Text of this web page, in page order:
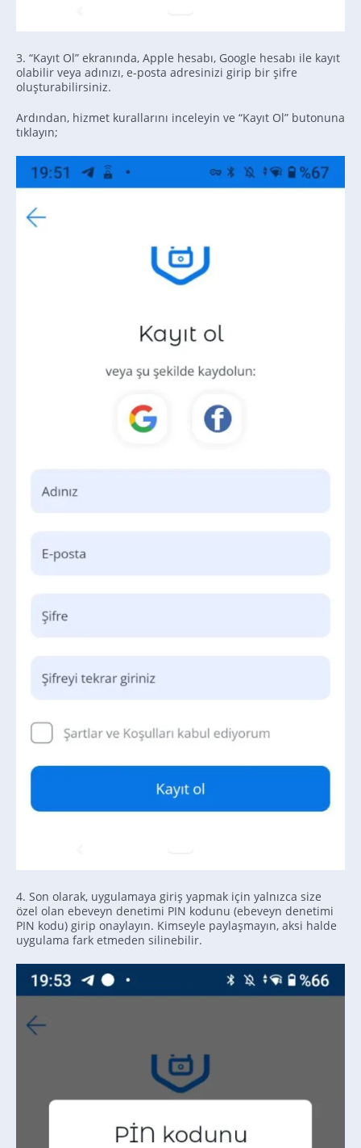
3. “Kayıt Ol” ekranında, Apple hesabı, Google hesabı ile kayıt
olabilir veya adınızı, e-posta adresinizi girip bir şifre
oluşturabilirsiniz.
Ardından, hizmet kurallarını inceleyin ve “Kayıt Ol” butonuna
tıklayın;
4. Son olarak, uygulamaya giriş yapmak için yalnızca size
özel olan ebeveyn denetimi PIN kodunu (ebeveyn denetimi
PIN kodu) girip onaylayın. Kimseyle paylaşmayın, aksi halde
uygulama fark etmeden silinebilir.